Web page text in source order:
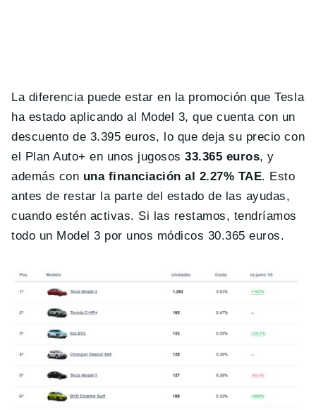
La diferencia puede estar en la promoción que Tesla
ha estado aplicando al Model 3, que cuenta con un
descuento de 3.395 euros, lo que deja su precio con
el Plan Auto+ en unos jugosos33.365 euros, y
además con una financiación al 2.27% TAE. Esto
antes de restar la parte del estado de las ayudas,
cuando estén activas. Si las restamos, tendríamos
todo un Model 3 por unos módicos 30.365 euros.